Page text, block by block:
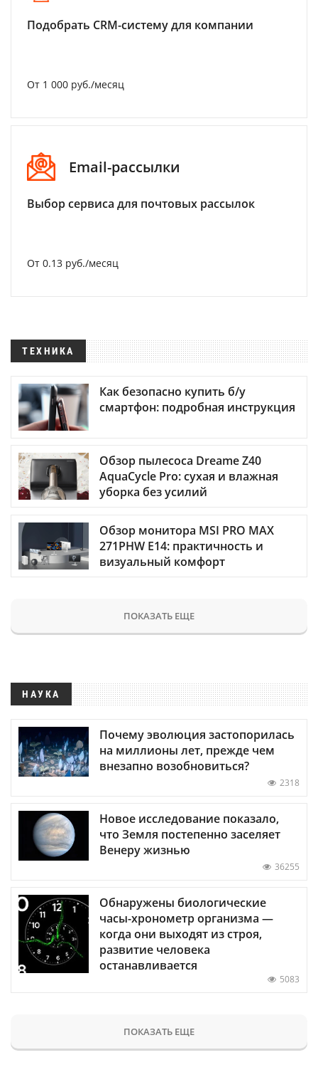
Подобрать CRM-систему для компании
От 1 000 руб./месяц
Email-рассылки
Выбор сервиса для почтовых рассылок
От 0.13 руб./месяц
ТЕХНИКА
Как безопасно купить б/у
смартфон: подробная инструкция
Обзор пылесоса Dreame Z40
AquaCycle Pro: сухая и влажная
уборка без усилий
Обзор монитора MSI PRO MAX
271PHW E14: практичность и
визуальный комфорт
ПОКАЗАТЬ ЕЩЕ
НАУКА
Почему эволюция застопорилась
на миллионы лет, прежде чем
внезапно возобновиться?
2318
Новое исследование показало,
что Земля постепенно заселяет
Венеру жизнью
36255
Обнаружены биологические
часы-хронометр организма —
когда они выходят из строя,
развитие человека
останавливается
5083
ПОКАЗАТЬ ЕЩЕ